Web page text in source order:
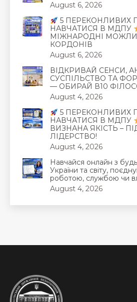
August 6, 2026
5 ПЕРЕКОНЛИВИХ
НАВЧАТИСЯ В МДПУ
МІЖНАРОДНІ
КОРДОНІВ
August 6, 2026
ВІДКРИВАЙ СЕНСИ,
СУСПІЛЬСТВО ТА
— ОБИРАЙ В10
August 4, 2026
5 ПЕРЕКОНЛИВИХ
НАВЧАТИСЯ В МДПУ
ВИЗНАНА ЯКІСТЬ –
ЛІДЕРСТВО!
August 4, 2026
Навчайся онлайн з
України та світу,
роботою, службою чи
August 4, 2026